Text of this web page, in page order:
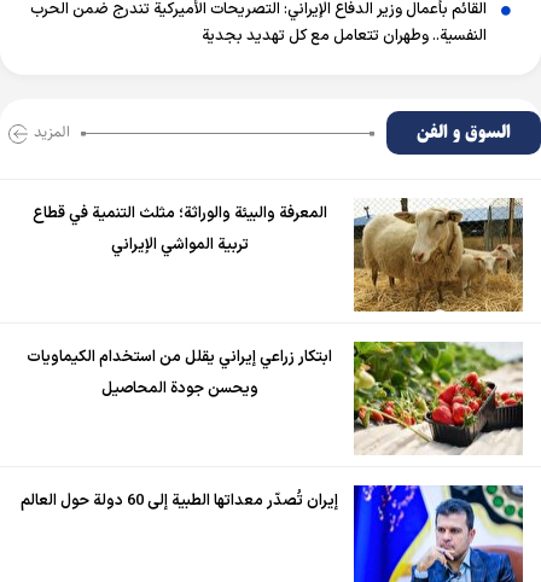
القائم بأعمال وزير الدفاع الإيراني: التصريحات الأميركية تندرج ضمن الحرب
النفسية.. وطهران تتعامل مع كل تهديد بجدية
السوق و الفن المزید
المعرفة والبيئة والوراثة؛ مثلث التنمية في قطاع
تربية المواشي الإيراني
ابتكار زراعي إيراني يقلل من استخدام الكيماويات
ويحسن جودة المحاصيل
إيران تُصدّر معداتها الطبية إلى 60 دولة حول العالم